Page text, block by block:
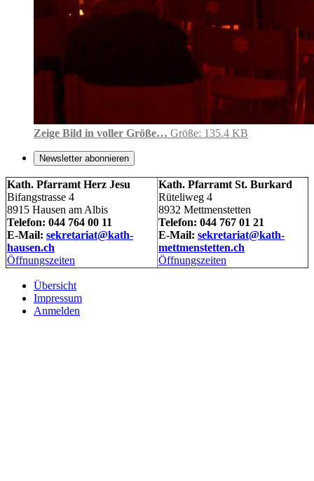
Zeige Bild in voller Größe… Größe: 135.4 KB
Newsletter abonnieren
Kath. Pfarramt Herz Jesu
Bifangstrasse 4
8915 Hausen am Albis
Telefon: 044 764 00 11
E-Mail: sekretariat@kath-
hausen.ch
Öffnungszeiten
Kath. Pfarramt St. Burkard
Rüteliweg 4
8932 Mettmenstetten
Telefon: 044 767 01 21
E-Mail: sekretariat@kath-
mettmenstetten.ch
Öffnungszeiten
Übersicht
Impressum
Anmelden